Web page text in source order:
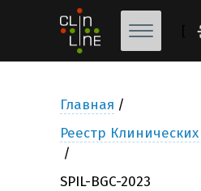
Главная
Реестр
SPIL-BGC-2023